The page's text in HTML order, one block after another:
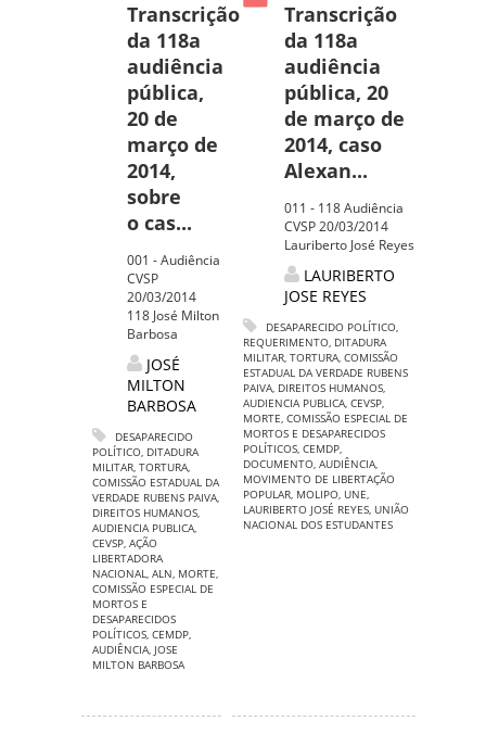
Transcrição
da 118a
audiência
pública,
20 de
março de
2014,
sobre
o cas...
001 - Audiência
CVSP
20/03/2014
118 José Milton
Barbosa
JOSÉ
MILTON
BARBOSA
DESAPARECIDO
POLÍTICO, DITADURA
MILITAR, TORTURA,
COMISSÃO ESTADUAL DA
VERDADE RUBENS PAIVA,
DIREITOS HUMANOS,
AUDIENCIA PUBLICA,
CEVSP, AÇÃO
LIBERTADORA
NACIONAL, ALN, MORTE,
COMISSÃO ESPECIAL DE
MORTOS E
DESAPARECIDOS
POLÍTICOS, CEMDP,
AUDIÊNCIA, JOSE
MILTON BARBOSA
Transcrição
da 118a
audiência
pública, 20
de março de
2014, caso
Alexan...
011 - 118 Audiência
CVSP 20/03/2014
Lauriberto José Reyes
LAURIBERTO
JOSE REYES
DESAPARECIDO POLÍTICO,
REQUERIMENTO, DITADURA
MILITAR, TORTURA, COMISSÃO
ESTADUAL DA VERDADE RUBENS
PAIVA, DIREITOS HUMANOS,
AUDIENCIA PUBLICA, CEVSP,
MORTE, COMISSÃO ESPECIAL DE
MORTOS E DESAPARECIDOS
POLÍTICOS, CEMDP,
DOCUMENTO, AUDIÊNCIA,
MOVIMENTO DE LIBERTAÇÃO
POPULAR, MOLIPO, UNE,
LAURIBERTO JOSÉ REYES, UNIÃO
NACIONAL DOS ESTUDANTES